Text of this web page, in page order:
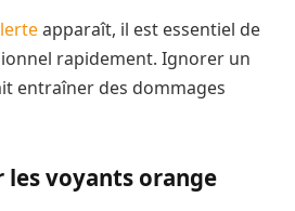
apparaît, il est essentiel de
rapidement. Ignorer un
entraîner des dommages
les voyants orange